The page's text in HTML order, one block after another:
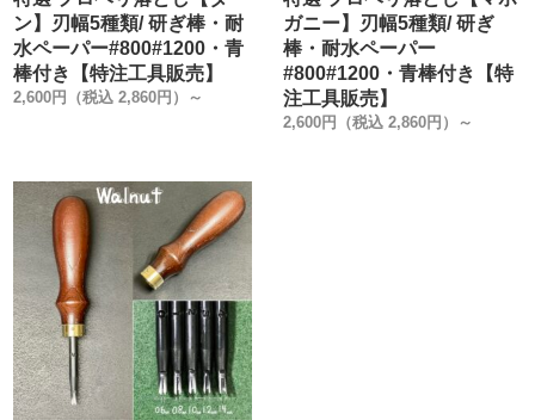
ン】刃幅5種類/ 研ぎ棒・耐
水ペーパー#800#1200・青
棒付き【特注工具販売】
2,600円（税込 2,860円）～
ガニー】刃幅5種類/ 研ぎ
棒・耐水ペーパー
#800#1200・青棒付き【特
注工具販売】
2,600円（税込 2,860円）～